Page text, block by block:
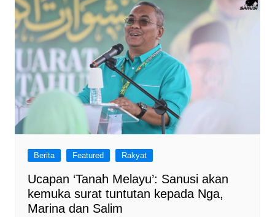
Berita Featured Rakyat
Ucapan ‘Tanah Melayu’: Sanusi akan
kemuka surat tuntutan kepada Nga,
Marina dan Salim